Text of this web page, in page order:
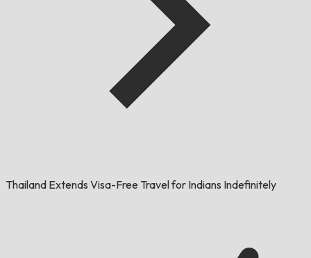
Thailand Extends Visa-Free Travel for Indians Indefinitely